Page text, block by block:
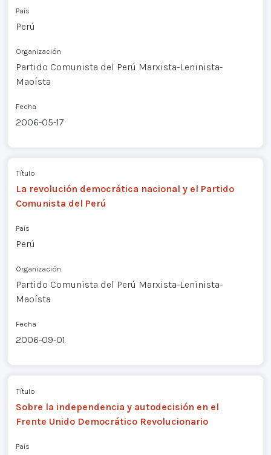
País
Perú
Organización
Partido Comunista del Perú Marxista-Leninista-
Maoísta
Fecha
2006-05-17
Título
La revolución democrática nacional y el Partido
Comunista del Perú
País
Perú
Organización
Partido Comunista del Perú Marxista-Leninista-
Maoísta
Fecha
2006-09-01
Título
Sobre la independencia y autodecisión en el
Frente Unido Democrático Revolucionario
País